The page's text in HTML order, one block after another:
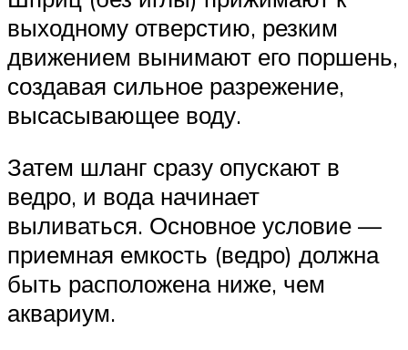
выходному отверстию, резким
движением вынимают его поршень,
создавая сильное разрежение,
высасывающее воду.
Затем шланг сразу опускают в
ведро, и вода начинает
выливаться. Основное условие —
приемная емкость (ведро) должна
быть расположена ниже, чем
аквариум.